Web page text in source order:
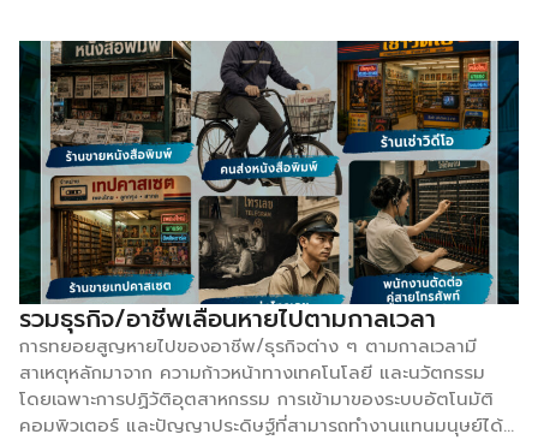
“ไทยช่วยไทย เพิ่มรายได้ SME ไทย” เป็นหนึ่งในมาตรการเร่ง
ด่วนของกระทรวงพาณิชย์ในการบรรเทาผลกระทบทางเศรษฐกิจที่
ส่งผลต่อราคาพลังงาน ค่าขนส่ง ต้นทุนการดำเนินธุรกิจ และค่า
ครองชีพของประชาชน โดยรัฐบาลให้ความสำคัญกับการดูแล
เศรษฐกิจฐานรากและการช่วยเหลือผู้ประกอบการไทย โดยเฉพาะผู้
ประกอบการ SME และวิสาหกิจชุมชนที่เป็นกลไกสำคัญในการขับ
เคลื่อนเศรษฐกิจของประเทศ “SME ไทยเป็นกลุ่มที่สร้างรายได้
สำคัญให้เศรษฐกิจไทย แต่ตลอดหลายปีที่ผ่านมา สัดส่วนรายได้
ของ SME อยู่ที่ประมาณร้อยละ 35 ของระบบเศรษฐกิจ เราตั้งเป้า
ผลักดันให้เพิ่มขึ้นเป็นร้อยละ 40 เพื่อให้การเติบโตทางเศรษฐกิจ
กระจายประโยชน์ไปถึงผู้ประกอบการรายเล็กและประชาชนฐานราก
มากขึ้น” นางศุภจีกล่าว นางศุภจีกล่าวว่า กระทรวงพาณิชย์ได้
วางแนวทางส่งเสริม SME ไทยใน 3 ด้านสำคัญ […]
รวมธุรกิจ/อาชีพเลือนหายไปตามกาลเวลา
การทยอยสูญหายไปของอาชีพ/ธุรกิจต่าง ๆ ตามกาลเวลามี
สาเหตุหลักมาจาก ความก้าวหน้าทางเทคโนโลยี และนวัตกรรม
โดยเฉพาะการปฏิวัติอุตสาหกรรม การเข้ามาของระบบอัตโนมัติ
คอมพิวเตอร์ และปัญญาประดิษฐ์ที่สามารถทำงานแทนมนุษย์ได้